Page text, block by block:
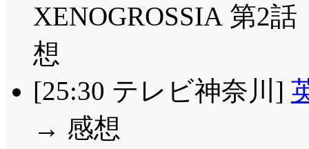
XENOGROSSIA 第2
想
[25:30 テレビ神奈川]
→ 感想